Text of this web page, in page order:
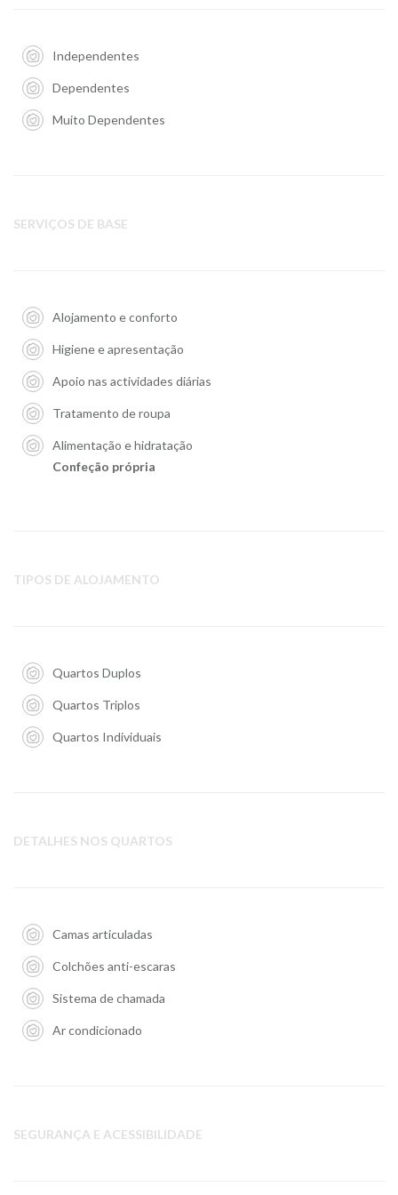
Independentes
Dependentes
Muito Dependentes
SERVIÇOS DE BASE
Alojamento e conforto
Higiene e apresentação
Apoio nas actividades diárias
Tratamento de roupa
Alimentação e hidratação
Confeção própria
TIPOS DE ALOJAMENTO
Quartos Duplos
Quartos Triplos
Quartos Individuais
DETALHES NOS QUARTOS
Camas articuladas
Colchões anti-escaras
Sistema de chamada
Ar condicionado
SEGURANÇA E ACESSIBILIDADE